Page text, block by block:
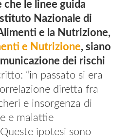
che le linee guida
Nazionale di
e la Nutrizione,
e Nutrizione, siano
dei rischi
“in passato si era
diretta fra
e insorgenza di
e malattie
ipotesi sono